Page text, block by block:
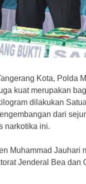
Kota, Polda
kuat merupakan
dilakukan
dari
narkotika ini.
Muhammad
Jenderal Bea